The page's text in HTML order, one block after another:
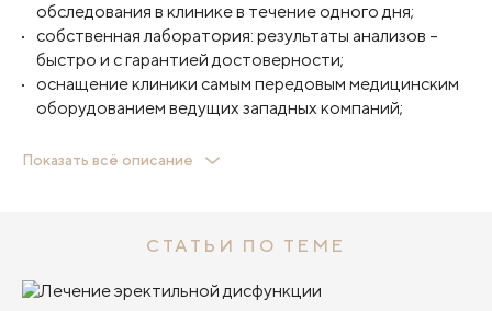
обследования в клинике в течение одного дня;
собственная лаборатория: результаты анализов –
быстро и с гарантией достоверности;
оснащение клиники самым передовым медицинским
оборудованием ведущих западных компаний;
и безопасности пациента, соответствующие
современный комфортабельный стационар: Вы
Показать всё описание
СТАТЬИ ПО ТЕМЕ